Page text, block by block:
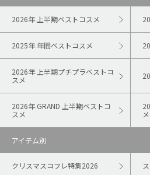
2026年 上半期ベストコスメ
2025年 年間ベストコスメ
2026年 上半期プチプラベストコ
スメ
2026年 GRAND 上半期ベストコ
スメ
メ
アイテム別
クリスマスコフレ特集2026